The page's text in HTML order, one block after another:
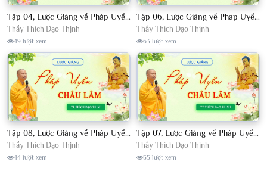
Tập 04, Lược Giảng về Pháp Uyển Châu Lâm, Chủ giảng TT. Thích Đạo Thịnh
Thầy Thích Đạo Thịnh
49 lượt xem
Tập 06, Lược Giảng về Pháp Uyển Châu Lâm, Chủ giảng TT. Thích Đạo Thịnh
Thầy Thích Đạo Thịnh
63 lượt xem
Tập 08, Lược Giảng về Pháp Uyển Châu Lâm, Chủ giảng TT. Thích Đạo Thịnh.
Thầy Thích Đạo Thịnh
44 lượt xem
Tập 07, Lược Giảng về Pháp Uyển Châu Lâm, Chủ giảng TT Thích Đạo Thịnh
Thầy Thích Đạo Thịnh
55 lượt xem